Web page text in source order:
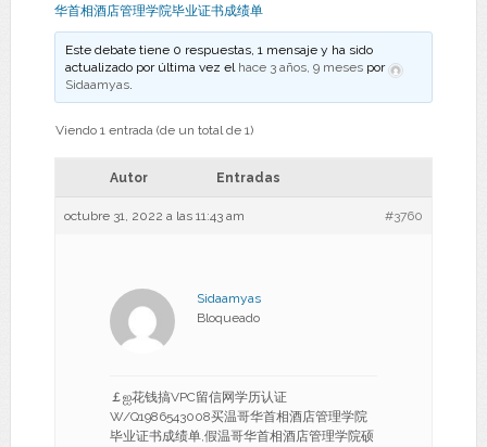
华首相酒店管理学院毕业证书成绩单
Este debate tiene 0 respuestas, 1 mensaje y ha sido
actualizado por última vez el hace 3 años, 9 meses por
Sidaamyas.
Viendo 1 entrada (de un total de 1)
Autor Entradas
octubre 31, 2022 a las 11:43 am #3760
Sidaamyas
Bloqueado
￡ஐ花钱搞VPC留信网学历认证
W/Q1986543008买温哥华首相酒店管理学院
毕业证书成绩单,假温哥华首相酒店管理学院硕